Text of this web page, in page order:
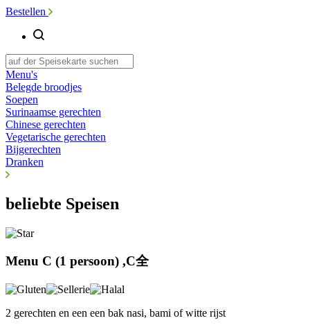
Bestellen
Menu's
Belegde broodjes
Soepen
Surinaamse gerechten
Chinese gerechten
Vegetarische gerechten
Bijgerechten
Dranken
beliebte Speisen
Menu C (1 persoon) ,C全
2 gerechten en een een bak nasi, bami of witte rijst